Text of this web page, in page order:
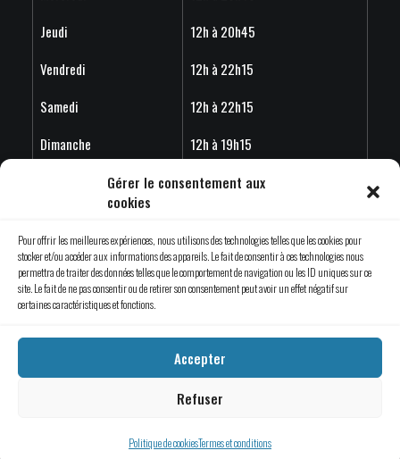
Gérer le consentement aux
cookies
Pour offrir les meilleures expériences, nous utilisons des technologies telles que les cookies pour
stocker et/ou accéder aux informations des appareils. Le fait de consentir à ces technologies nous
permettra de traiter des données telles que le comportement de navigation ou les ID uniques sur ce
site. Le fait de ne pas consentir ou de retirer son consentement peut avoir un effet négatif sur
certaines caractéristiques et fonctions.
Accepter
Refuser
Politique de cookiesTermes et conditions
Jeudi
12h à 20h45
Vendredi
12h à 22h15
Samedi
12h à 22h15
Dimanche
12h à 19h15
Horaire estivales 2026 - Les horaires peuvent variés en
fonction de l'achalandage.
© 2019 Évade-toi Saint-Jérôme | Tous droits réservés.
Une création d’